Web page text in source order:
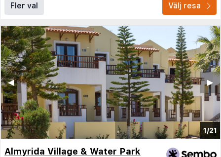
Fler val Välj resa
1/21
▶︎
◀︎
Almyrida Village & Water Park